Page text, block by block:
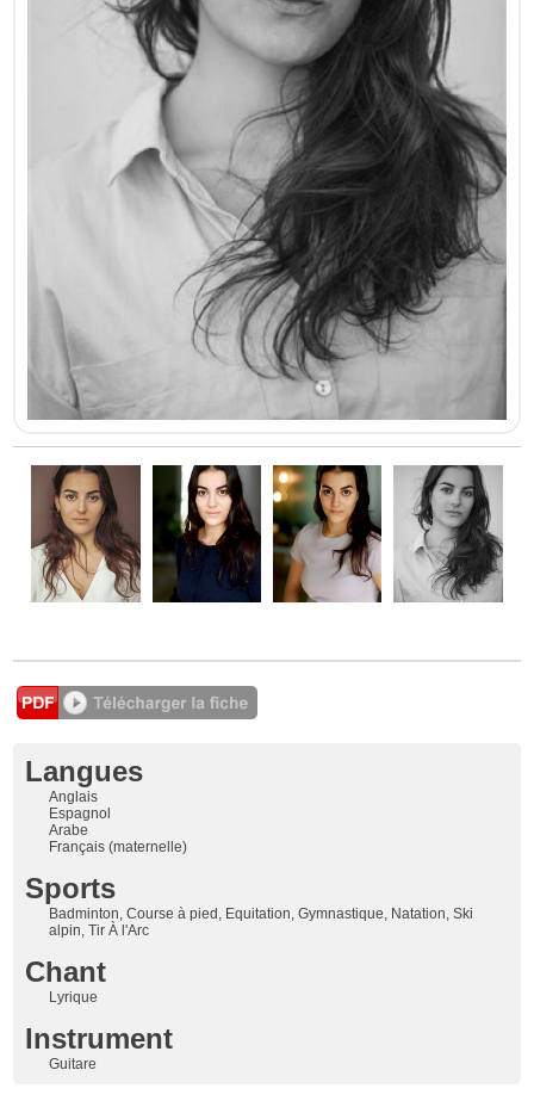
Langues
Anglais
Espagnol
Arabe
Français (maternelle)
Sports
Badminton, Course à pied, Equitation, Gymnastique, Natation, Ski
alpin, Tir À l'Arc
Chant
Lyrique
Instrument
Guitare